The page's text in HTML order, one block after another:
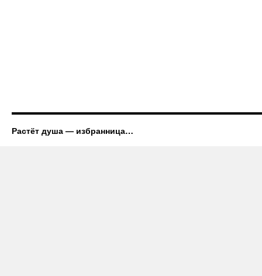
Растёт душа — избранница…